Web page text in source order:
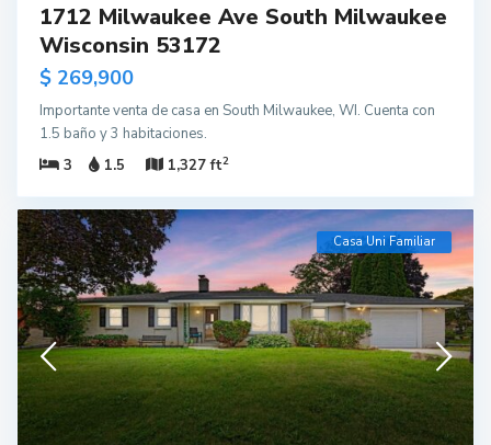
1712 Milwaukee Ave South Milwaukee
Wisconsin 53172
$ 269,900
Importante venta de casa en South Milwaukee, WI. Cuenta con
1.5 baño y 3 habitaciones.
3
1.5 1,327 ft2
Casa Uni Familiar